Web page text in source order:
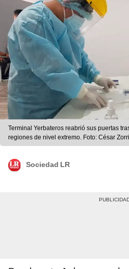
Terminal Yerbateros reabrió sus puertas
regiones de nivel extremo. Foto: César
Sociedad LR